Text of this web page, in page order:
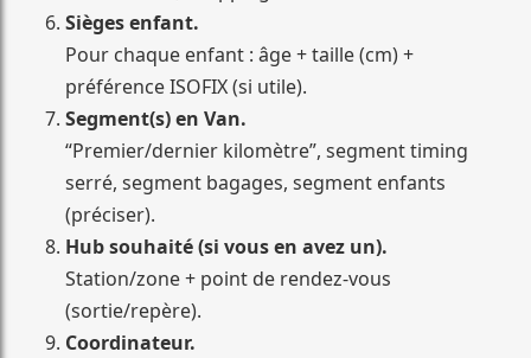
Sièges enfant.
Pour chaque enfant : âge + taille (cm) +
préférence ISOFIX (si utile).
Segment(s) en Van.
“Premier/dernier kilomètre”, segment timing
serré, segment bagages, segment enfants
(préciser).
Hub souhaité (si vous en avez un).
Station/zone + point de rendez-vous
(sortie/repère).
Coordinateur.